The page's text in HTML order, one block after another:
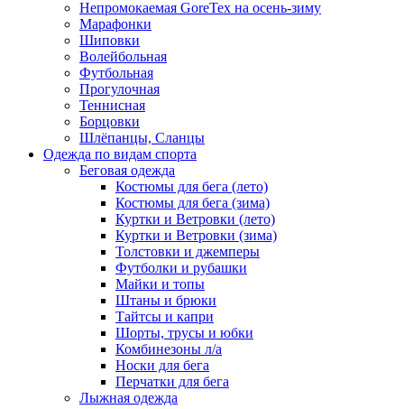
Непромокаемая GoreTex на осень-зиму
Марафонки
Шиповки
Волейбольная
Футбольная
Прогулочная
Теннисная
Борцовки
Шлёпанцы, Сланцы
Одежда по видам спорта
Беговая одежда
Костюмы для бега (лето)
Костюмы для бега (зима)
Куртки и Ветровки (лето)
Куртки и Ветровки (зима)
Толстовки и джемперы
Футболки и рубашки
Майки и топы
Штаны и брюки
Тайтсы и капри
Шорты, трусы и юбки
Комбинезоны л/а
Носки для бега
Перчатки для бега
Лыжная одежда